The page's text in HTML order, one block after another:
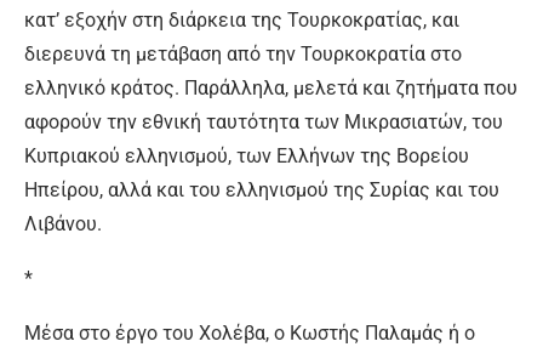
κατ’ εξοχήν στη διάρκεια της Τουρκοκρατίας, και
διερευνά τη μετάβαση από την Τουρκοκρατία στο
ελληνικό κράτος. Παράλληλα, μελετά και ζητήματα που
αφορούν την εθνική ταυτότητα των Μικρασιατών, του
Κυπριακού ελληνισμού, των Ελλήνων της Βορείου
Ηπείρου, αλλά και του ελληνισμού της Συρίας και του
Λιβάνου.
*
Μέσα στο έργο του Χολέβα, ο Κωστής Παλαμάς ή ο